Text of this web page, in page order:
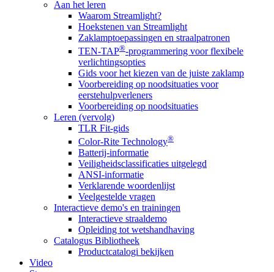
Aan het leren
Waarom Streamlight?
Hoekstenen van Streamlight
Zaklamptoepassingen en straalpatronen
TEN-TAP®-programmering voor flexibele
verlichtingsopties
Gids voor het kiezen van de juiste zaklamp
Voorbereiding op noodsituaties voor
eerstehulpverleners
Voorbereiding op noodsituaties
Leren (vervolg)
TLR Fit-gids
Color-Rite Technology®
Batterij-informatie
Veiligheidsclassificaties uitgelegd
ANSI-informatie
Verklarende woordenlijst
Veelgestelde vragen
Interactieve demo's en trainingen
Interactieve straaldemo
Opleiding tot wetshandhaving
Catalogus Bibliotheek
Productcatalogi bekijken
Video